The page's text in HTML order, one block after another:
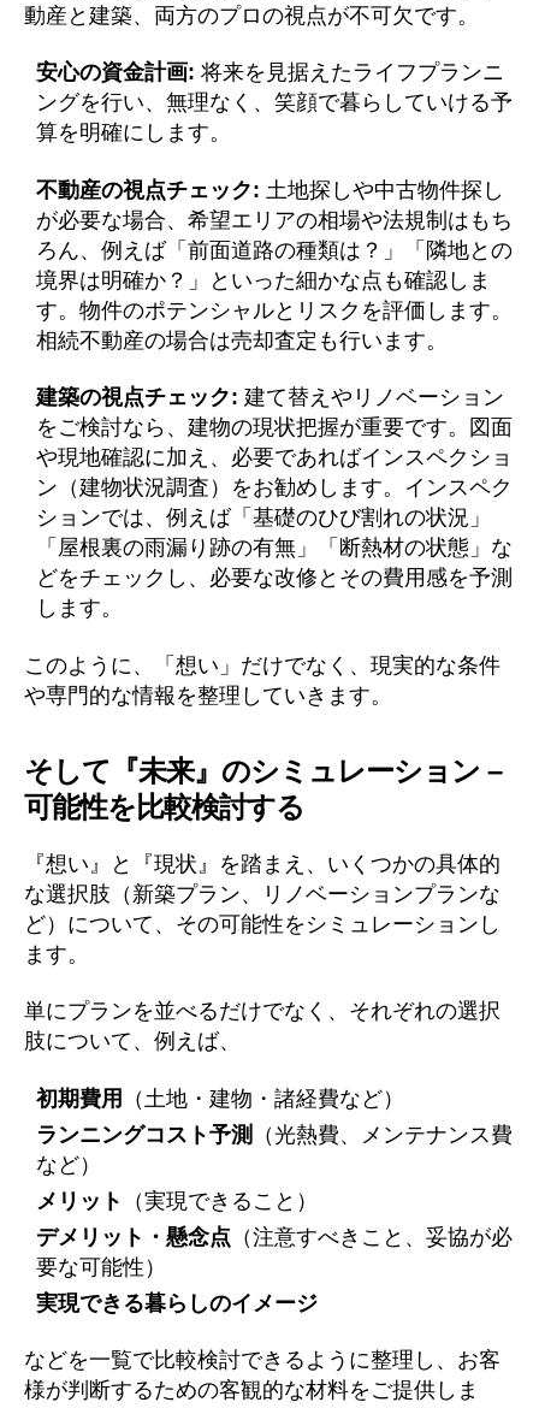
動産と建築、両方のプロの視点が不可欠です。
安心の資金計画: 将来を見据えたライフプランニ
ングを行い、無理なく、笑顔で暮らしていける予
算を明確にします。
不動産の視点チェック: 土地探しや中古物件探し
が必要な場合、希望エリアの相場や法規制はもち
ろん、例えば「前面道路の種類は？」「隣地との
境界は明確か？」といった細かな点も確認しま
す。物件のポテンシャルとリスクを評価します。
相続不動産の場合は売却査定も行います。
建築の視点チェック: 建て替えやリノベーション
をご検討なら、建物の現状把握が重要です。図面
や現地確認に加え、必要であればインスペクショ
ン（建物状況調査）をお勧めします。インスペク
ションでは、例えば「基礎のひび割れの状況」
「屋根裏の雨漏り跡の有無」「断熱材の状態」な
どをチェックし、必要な改修とその費用感を予測
します。
このように、「想い」だけでなく、現実的な条件
や専門的な情報を整理していきます。
そして『未来』のシミュレーション –
可能性を比較検討する
『想い』と『現状』を踏まえ、いくつかの具体的
な選択肢（新築プラン、リノベーションプランな
ど）について、その可能性をシミュレーションし
ます。
単にプランを並べるだけでなく、それぞれの選択
肢について、例えば、
初期費用
（土地・建物・諸経費など）
ランニングコスト予測
（光熱費、メンテナンス費
など）
メリット
（実現できること）
デメリット・懸念点 （注意すべきこと、妥協が必
要な可能性）
実現できる暮らしのイメージ
などを一覧で比較検討できるように整理し、お客
様が判断するための客観的な材料をご提供しま